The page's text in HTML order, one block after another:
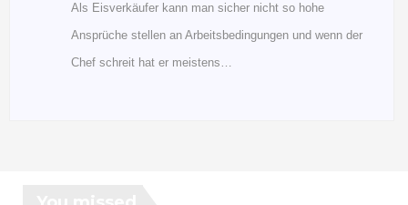
Als Eisverkäufer kann man sicher nicht so hohe
Ansprüche stellen an Arbeitsbedingungen und wenn der
Chef schreit hat er meistens…